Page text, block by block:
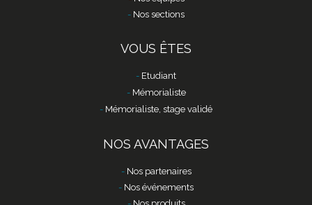
Nos sections
VOUS ÊTES
Etudiant
Mémorialiste
Mémorialiste, stage validé
NOS AVANTAGES
Nos partenaires
Nos événements